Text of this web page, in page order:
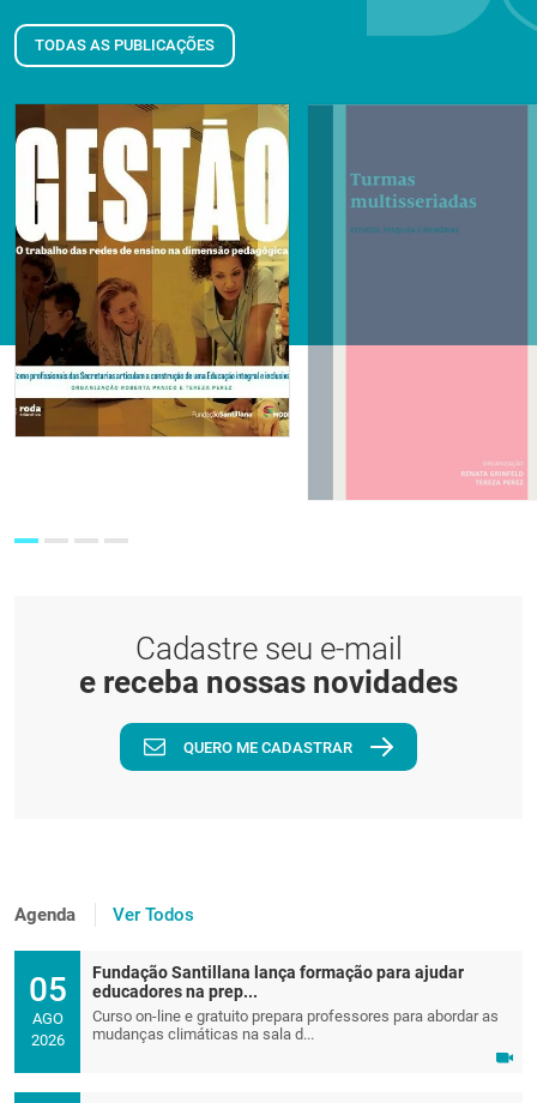
TODAS AS PUBLICAÇÕES
Cadastre seu e-mail
e receba nossas novidades
QUERO ME CADASTRAR
Agenda Ver Todos
05
AGO
2026
Fundação Santillana lança formação para ajudar
educadores na prep...
Curso on-line e gratuito prepara professores para abordar as
mudanças climáticas na sala d...